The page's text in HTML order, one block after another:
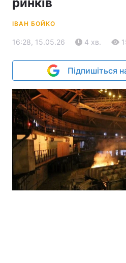
ІВАН БОЙКО
16:28, 15.05.26 4 хв.
Підпишіться